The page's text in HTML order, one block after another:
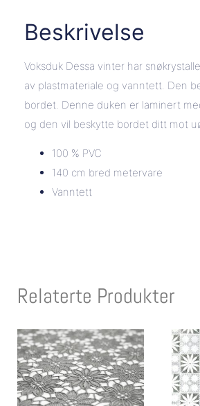
Beskrivelse
Voksduk Dessa vinter har
av plastmateriale og vanntett. Den
bordet. Denne duken er laminert
og den vil beskytte bordet ditt mot
100 % PVC
140 cm bred metervare
Vanntett
Relaterte Produkter